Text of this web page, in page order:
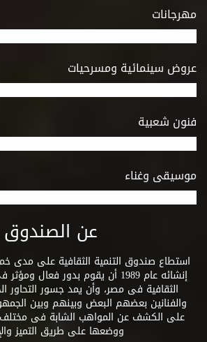
وإيجابيات
وسلبيات
والاجتماعية
والعسكرية.
مهرجانات
عروض سينمائية ومسرحيات
فنون شعبية
موسيقى وغناء
عن الصندوق
استطاع صندوق التنمية الثقافية على مدى
إنشائه عام 1989 أن يقوم بدور فعال
الثقافية فى مصر، وأن يمد جسور التحاور
والفنانين بعضهم البعض وبينهم وبين
على الكشف عن المواهب الشابة فى
ووضعها على طريق التميز